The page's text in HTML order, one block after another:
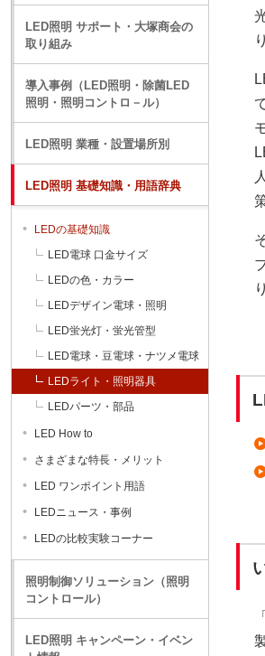
LED照明 サポート・大塚商会の
取り組み
導入事例（LED照明・除菌LED
照明・照明コントロ－ル）
LED照明 業種・設置場所別
LED照明 基礎知識・用語辞典
LEDの基礎知識
LED電球 口金サイズ
LEDの色・カラー
LEDデザイン電球・照明
LED蛍光灯・蛍光管型
LED電球・豆電球・ナツメ電球
LEDライト・照明器具
LEDパーツ・部品
LED How to
さまざまな特長・メリット
LED ワンポイント用語
LEDニュース・事例
LEDの比較実験コーナー
照明制御ソリューション（照明
コントロール）
LED照明 キャンペーン・イベン